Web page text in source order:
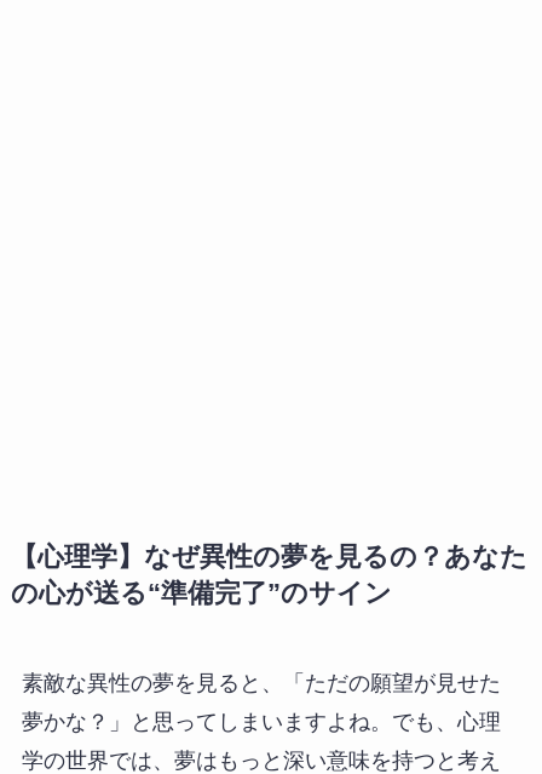
【心理学】なぜ異性の夢を見るの？あなた
の心が送る“準備完了”のサイン
素敵な異性の夢を見ると、「ただの願望が見せた
夢かな？」と思ってしまいますよね。でも、心理
学の世界では、夢はもっと深い意味を持つと考え